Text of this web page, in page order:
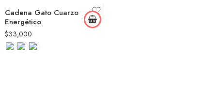
Cadena Gato Cuarzo
Energético
$33,000